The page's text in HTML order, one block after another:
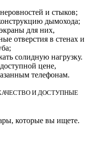
и стыков;
дымохода;
для них,
отверстия в стенах и
солидную нагрузку.
цене,
телефонам.
И ДОСТУПНЫЕ
которые вы ищете.